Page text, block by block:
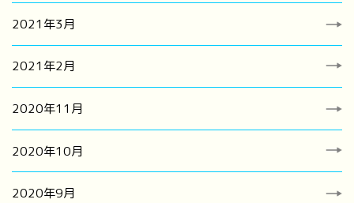
2021年3月
2021年2月
2020年11月
2020年10月
2020年9月